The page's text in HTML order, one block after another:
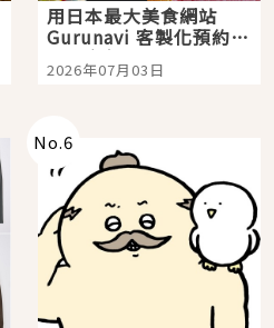
用日本最大美食網站
Gurunavi 客製化預約九
大都市餐廳，打造專屬
美食體驗！
2026年07月03日
No.6